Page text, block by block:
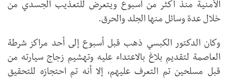
الأمنية منذ أكثر من أسبوع ويتعرض للتعذيب الجسدي من
خلال عدة وسائل منها الجلد والحرق.
وكان الدكتور الكبسي ذهب قبل أسبوع إلى أحد مراكز شرطة
العاصمة لتقديم بلاغ بالاعتداء عليه وتهشيم زجاج سيارته من
قبل مسلحين تم التعرف عليهم، إلا أنه تم احتجازه للتحقيق